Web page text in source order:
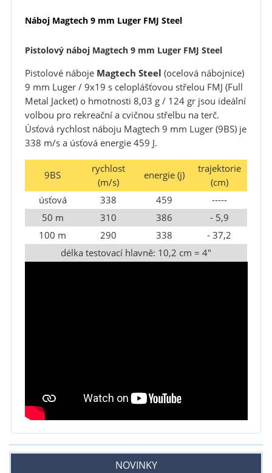
Náboj Magtech 9 mm Luger FMJ Steel
Pistolový náboj Magtech 9 mm Luger FMJ Steel
Pistolové náboje Magtech Steel (ocelová nábojnice)
9 mm Luger / 9x19 s celoplášťovou střelou FMJ (Full
Metal Jacket) o hmotnosti 8,03 g / 124 gr jsou ideální
volbou pro rekreační a cvičnou střelbu na terč.
Úsťová rychlost náboju Magtech 9 mm Luger (9BS) je
338 m/s a úsťová energie 459 J.
9BS
rychlost
(m/s)
energie (j)
trajektorie
(cm)
úsťová
338 459
-----
50 m
310 386
- 5,9
100 m
290 338
- 37,2
délka testovací hlavně: 10,2 cm = 4"
NOVINKY